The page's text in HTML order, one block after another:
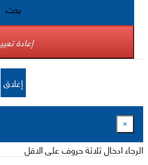
بحث
إعادة
إغلاق
×
الرجاء ادخال ثلاثة حروف على الاقل